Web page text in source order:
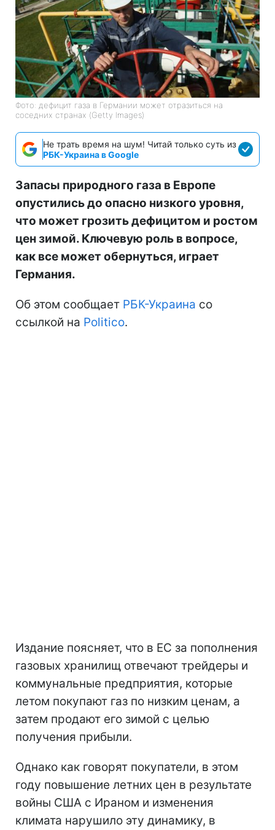
Фото: дефицит газа в Германии может отразиться на
соседних странах (Getty Images)
Не трать время на шум! Читай только суть из
РБК-Украина в Google
Запасы природного газа в Европе
опустились до опасно низкого уровня,
что может грозить дефицитом и ростом
цен зимой. Ключевую роль в вопросе,
как все может обернуться, играет
Германия.
Об этом сообщает РБК-Украина со
ссылкой на Politico.
Издание поясняет, что в ЕС за пополнения
газовых хранилищ отвечают трейдеры и
коммунальные предприятия, которые
летом покупают газ по низким ценам, а
затем продают его зимой с целью
получения прибыли.
Однако как говорят покупатели, в этом
году повышение летних цен в результате
войны США с Ираном и изменения
климата нарушило эту динамику, в